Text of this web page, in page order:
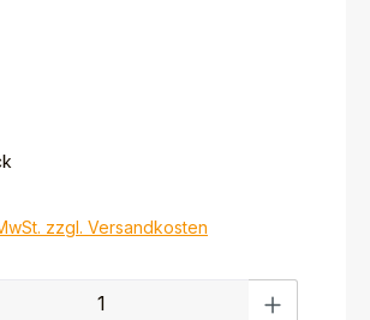
zzgl. Versandkosten
Gib den gewünschten Wert ein